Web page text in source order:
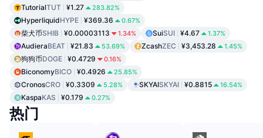
TutorialTUT ¥1.27 283.82%
HyperliquidHYPE ¥369.36 0.67%
柴犬币SHIB ¥0.00003113 1.34% SuiSUI ¥4.67 1.37%
AudieraBEAT ¥21.83 53.69% ZcashZEC ¥3,453.28 1.45%
狗狗币DOGE ¥0.4729 0.16%
BiconomyBICO ¥0.4926 25.85%
CronosCRO ¥0.3309 5.28% SKYAISKYAI ¥0.8815 16.54%
KaspaKAS ¥0.179 0.27%
热门